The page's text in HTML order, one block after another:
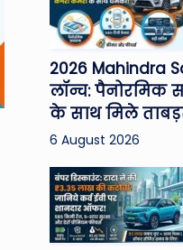
2026 Mahindra
लॉन्च: पैनोरमिक
के साथ मिले
6 August 2026